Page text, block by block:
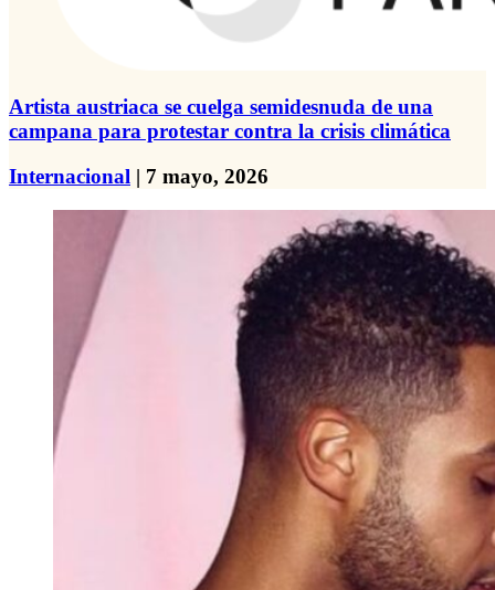
Artista austriaca se cuelga semidesnuda de una
campana para protestar contra la crisis climática
Internacional | 7 mayo, 2026